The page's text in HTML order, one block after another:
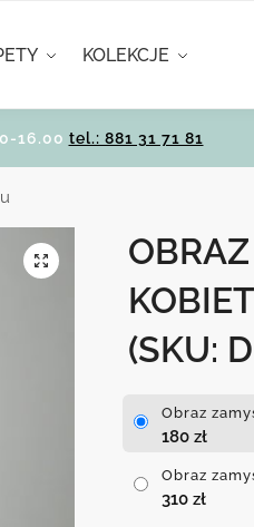
KOLEKCJE
16.00 tel.: 881 31 71 81
(SKU:
Obraz
180 zł
Obraz
310 zł